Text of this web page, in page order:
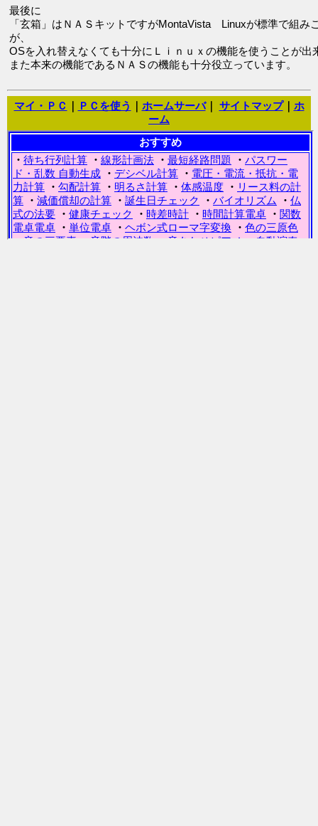
最後に
「玄箱」はＮＡＳキットですがMontaVista Linuxが標準で組
が、
OSを入れ替えなくても十分にＬｉｎｕｘの機能を使うことが出
また本来の機能であるＮＡＳの機能も十分役立っています。
マイ・ＰＣ ＰＣを使う ホームサーバ｜ サイトマップ｜ ホ
ーム